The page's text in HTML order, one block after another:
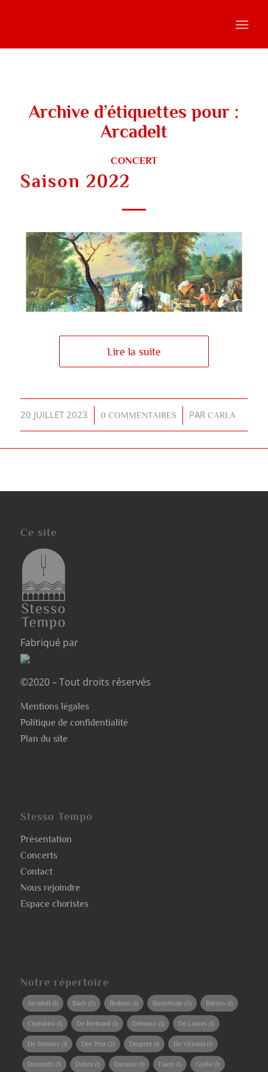
Archive d’étiquettes pour :
Arcadelt
CONCERT
Saison 2022
Lire la suite
20 JUILLET 2023
/ 0 COMMENTAIRES
/ PAR CARLA
Ce site
Fabriqué par
©2020 – Tout droits réservés
Mentions légales
Politique de confidentialité
Plan du site
Stesso Tempo
Présentation
Concerts
Contact
Nous rejoindre
Espace choristes
Notre répertoire
Arcadelt (1) Bach (2) Brahms(1) Buxtehude(2) Bàrdos(1)
Cherubini (1) De Bertrand (1) Debussy (1) De Lassus(1)
De Sermisy (1) Des Prez(2) Desprez(1) De Victoria(1)
Donizetti (1) Dubra(1) Durante(1) Fauré(1) Gjeilo (1)